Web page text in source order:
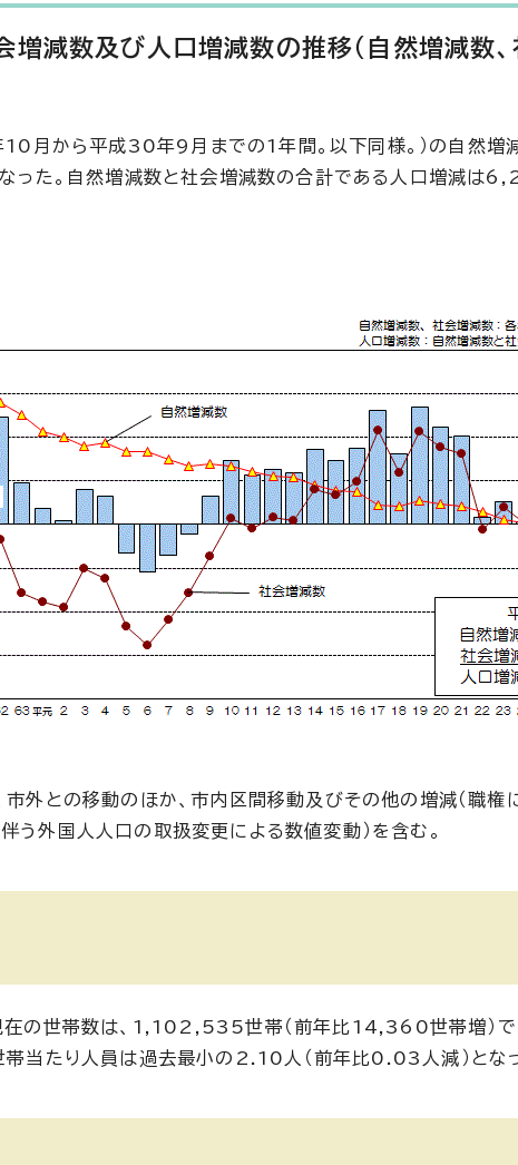
増減数及び人口増減数の推移（自然増減数
月から平成30年9月までの1年間。以下同様。）の自然
た。自然増減数と社会増減数の合計である人口増減は
市外との移動のほか、市内区間移動及びその他の増減（職
外国人人口の取扱変更による数値変動）を含む。
の世帯数は、1,102,535世帯（前年比14,360世帯増）で
帯当たり人員は過去最小の2.10人（前年比0.03人減）となっ